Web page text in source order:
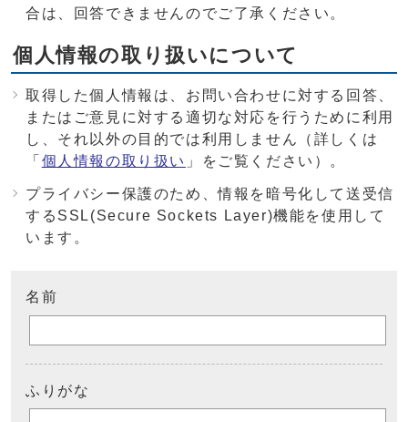
合は、回答できませんのでご了承ください。
個人情報の取り扱いについて
取得した個人情報は、お問い合わせに対する回答、
またはご意見に対する適切な対応を行うために利用
し、それ以外の目的では利用しません（詳しくは
「 個人情報の取り扱い 」をご覧ください）。
プライバシー保護のため、情報を暗号化して送受信
するSSL(Secure Sockets Layer)機能を使用して
います。
名前
ふりがな